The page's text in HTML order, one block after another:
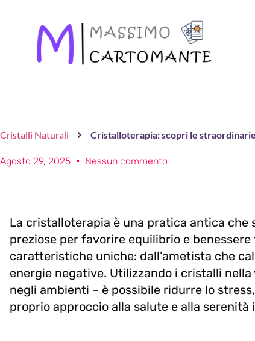
Cristalli Naturali Cristalloterapia: scopri le
Agosto 29, 2025 Nessun commento
La cristalloterapia è una pratica antica
preziose per favorire equilibrio e
caratteristiche uniche: dall’ametista che
energie negative. Utilizzando i cristalli
negli ambienti – è possibile ridurre lo
proprio approccio alla salute e alla serenità